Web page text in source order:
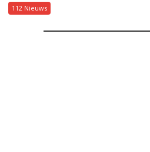
112 Nieuws